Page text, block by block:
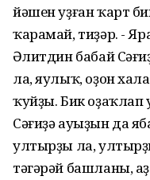
йәшен уҙған ҡарт
ҡарамай, тиҙәр. -
Әһлитдин бабай
ла, яулыҡ, оҙон
ҡуйҙы. Бик оҙаҡлап
Сәғиҙә ауыҙын да
ултырҙы ла,
тәгәрәй башланы,